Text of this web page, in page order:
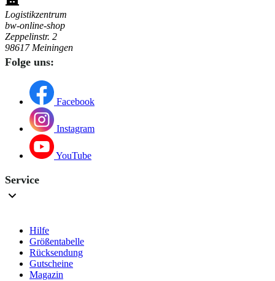
Logistikzentrum
bw-online-shop
Zeppelinstr. 2
98617 Meiningen
Folge uns:
Facebook
Instagram
YouTube
Service
Hilfe
Größentabelle
Rücksendung
Gutscheine
Magazin